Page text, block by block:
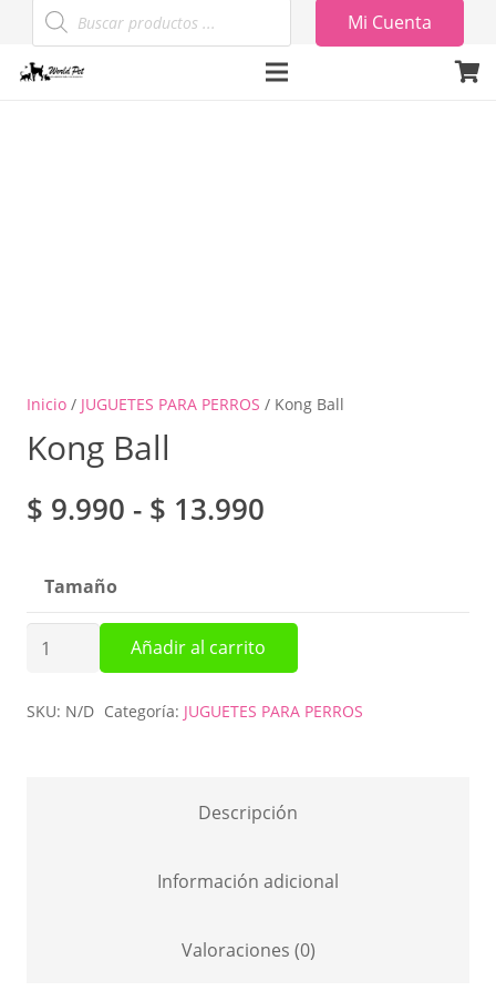
Búsqueda
de
productos
Mi Cuenta
Inicio / JUGUETES PARA PERROS / Kong Ball
Kong Ball
$ 9.990 - $ 13.990
$ 9.990
hasta
Tamaño
Kong
Añadir al carrito
SKU: N/D Categoría: JUGUETES PARA PERROS
Descripción
Información adicional
Valoraciones (0)